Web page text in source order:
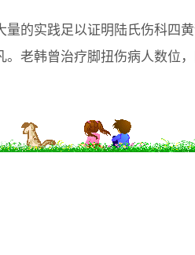
的实践足以证明陆氏伤科四
老韩曾治疗脚扭伤病人数位